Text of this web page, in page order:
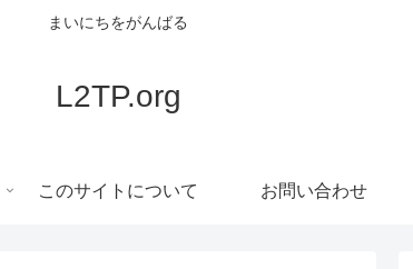
まいにちをがんばる
L2TP.org
このサイトについて お問い合わせ